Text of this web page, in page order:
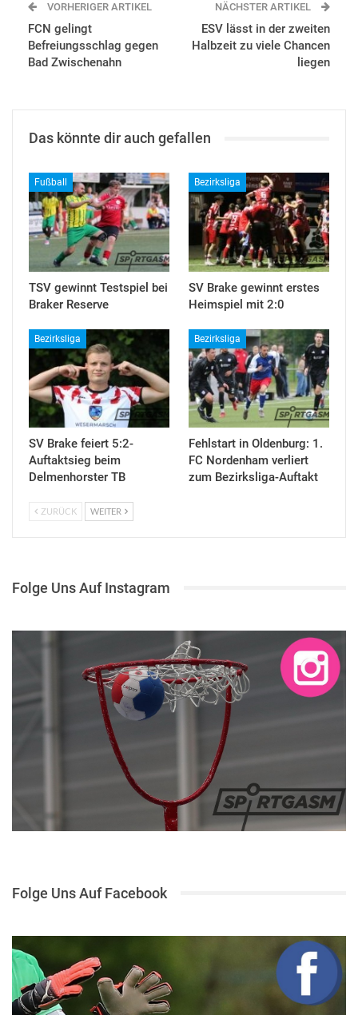
VORHERIGER ARTIKEL
FCN gelingt
Befreiungsschlag gegen
Bad Zwischenahn
NÄCHSTER ARTIKEL
ESV lässt in der zweiten
Halbzeit zu viele Chancen
liegen
Das könnte dir auch gefallen
Fußball
TSV gewinnt Testspiel bei
Braker Reserve
Bezirksliga
SV Brake gewinnt erstes
Heimspiel mit 2:0
Bezirksliga
SV Brake feiert 5:2-
Auftaktsieg beim
Delmenhorster TB
Bezirksliga
Fehlstart in Oldenburg: 1.
FC Nordenham verliert
zum Bezirksliga-Auftakt
ZURÜCK WEITER
Folge Uns Auf Instagram
Folge Uns Auf Facebook